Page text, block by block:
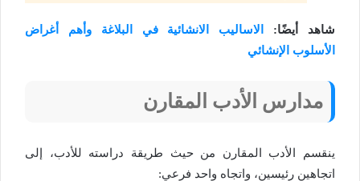
شاهد أيضًا:
الاساليب الانشائية في البلاغة وأهم أغراض
الأسلوب الإنشائي
مدارس الأدب المقارن
ينقسم الأدب المقارن من حيث طريقة دراسته للأدب، إلى
اتجاهين رئيسين، واتجاه واحد فرعي: